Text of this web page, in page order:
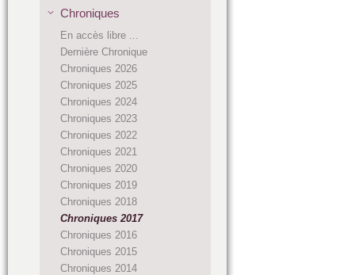
Chroniques
En accès libre ...
Dernière Chronique
Chroniques 2026
Chroniques 2025
Chroniques 2024
Chroniques 2023
Chroniques 2022
Chroniques 2021
Chroniques 2020
Chroniques 2019
Chroniques 2018
Chroniques 2017
Chroniques 2016
Chroniques 2015
Chroniques 2014